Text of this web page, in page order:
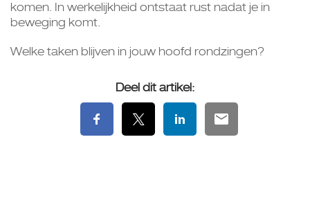
komen. In werkelijkheid ontstaat rust nadat je in
beweging komt.
Welke taken blijven in jouw hoofd rondzingen?
Deel dit artikel: